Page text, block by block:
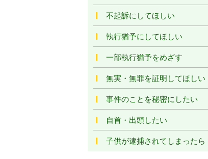
不起訴にしてほしい
執行猶予にしてほしい
一部執行猶予をめざす
無実・無罪を証明してほしい
事件のことを秘密にしたい
自首・出頭したい
子供が逮捕されてしまったら